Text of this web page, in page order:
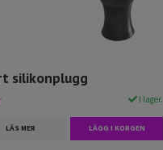
silikonplugg
I lager.
LÄS MER LÄGG I KORGEN